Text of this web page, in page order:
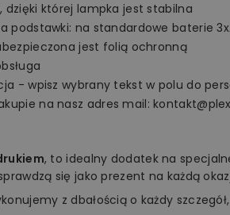
dzięki której lampka jest stabilna
podstawki: na standardowe baterie
jest folią ochronną
- wpisz wybrany tekst w polu do
na nasz adres mail:
, to idealny dodatek na
się jako prezent na każdą
z dbałością o każdy